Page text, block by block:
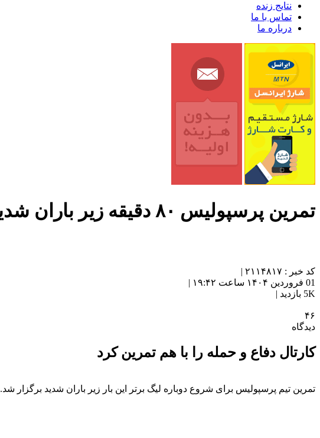
نتایج زنده
تماس با ما
درباره ما
تمرین پرسپولیس ۸۰ دقیقه زیر باران شدید!
کد خبر : ۲۱۱۴۸۱۷ |
01 فروردین ۱۴۰۴ ساعت ۱۹:۴۲ |
5K بازدید |
۴۶
دیدگاه
کارتال دفاع و حمله را با هم تمرین کرد
تمرین تیم پرسپولیس برای شروع دوباره لیگ برتر این بار زیر باران شدید برگزار شد.